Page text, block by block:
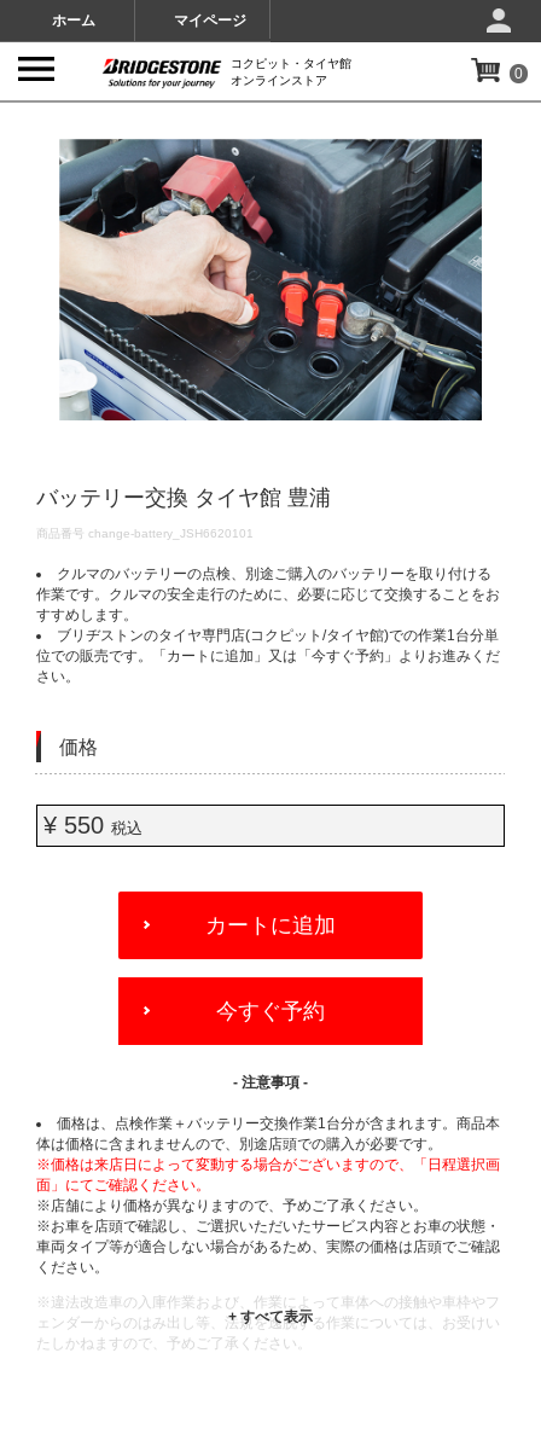
ホーム マイページ
コクピット・タイヤ館
オンラインストア
0
バッテリー交換 タイヤ館 豊浦
DETAILS
商品番号 change-battery_JSH6620101
クルマのバッテリーの点検、別途ご購入のバッテリーを取り付ける
作業です。クルマの安全走行のために、必要に応じて交換することをお
すすめします。
ブリヂストンのタイヤ専門店(コクピット/タイヤ館)での作業1台分単
位での販売です。「カートに追加」又は「今すぐ予約」よりお進みくだ
さい。
価格
¥ 550 税込
OPTIONS
カートに追加
今すぐ予約
- 注意事項 -
価格は、点検作業＋バッテリー交換作業1台分が含まれます。商品本
体は価格に含まれませんので、別途店頭での購入が必要です。
※価格は来店日によって変動する場合がございますので、「日程選択画
面」にてご確認ください。
※店舗により価格が異なりますので、予めご了承ください。
※お車を店頭で確認し、ご選択いただいたサービス内容とお車の状態・
車両タイプ等が適合しない場合があるため、実際の価格は店頭でご確認
ください。
※違法改造車の入庫作業および、作業によって車体への接触や車枠やフ
ェンダーからのはみ出し等、法規を逸脱する作業については、お受けい
たしかねますので、予めご了承ください。